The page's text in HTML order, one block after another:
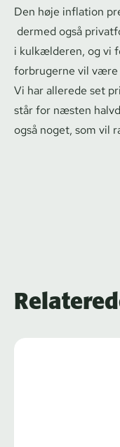
Den høje inflation
dermed også
i kulkælderen, og vi
forbrugerne vil
Vi har allerede set
står for næsten
også noget, som vil